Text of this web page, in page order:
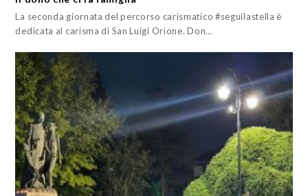
La seconda giornata del percorso carismatico #seguilastella è
dedicata al carisma di San Luigi Orione. Don…